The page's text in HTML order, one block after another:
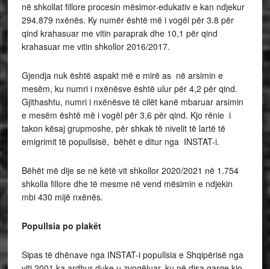
në shkollat fillore procesin mësimor-edukativ e kan ndjekur
294.879 nxënës. Ky numër është më i vogël për 3.8 për
qind krahasuar me vitin paraprak dhe 10,1 për qind
krahasuar me vitin shkollor 2016/2017.
Gjendja nuk është aspakt më e mirë as në arsimin e
mesëm, ku numri i nxënësve është ulur për 4,2 për qind.
Gjithashtu, numri i nxënësve të cilët kanë mbaruar arsimin
e mesëm është më i vogël për 3,6 për qind. Kjo rënie i
takon kësaj grupmoshe, për shkak të nivelit të lartë të
emigrimit të popullsisë, bëhët e ditur nga INSTAT-i.
Bëhët më dije se në këtë vit shkollor 2020/2021 në 1.754
shkolla fillore dhe të mesme në vend mësimin e ndjekin
mbi 430 mijë nxënës.
Popullsia po plakët
Sipas të dhënave nga INSTAT-i popullsia e Shqipërisë nga